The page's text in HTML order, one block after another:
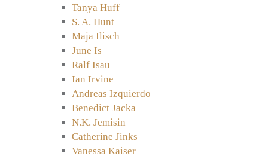
Tanya Huff
S. A. Hunt
Maja Ilisch
June Is
Ralf Isau
Ian Irvine
Andreas Izquierdo
Benedict Jacka
N.K. Jemisin
Catherine Jinks
Vanessa Kaiser